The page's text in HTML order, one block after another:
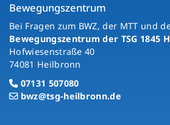
Bewegungszentrum
Bei Fragen zum BWZ, der MTT und
Bewegungszentrum der TSG 1845
Hofwiesenstraße 40
74081 Heilbronn
07131 507080
bwz@tsg-heilbronn.de